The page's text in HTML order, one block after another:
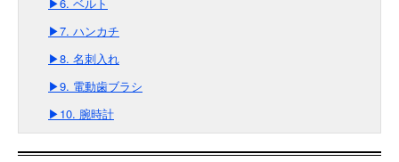
▶7. ハンカチ
▶8. 名刺入れ
▶9. 電動歯ブラシ
▶10. 腕時計